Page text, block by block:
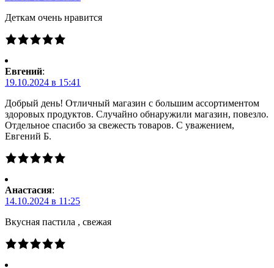
Деткам очень нравится
Евгений:
19.10.2024 в 15:41
Добрый день! Отличный магазин с большим ассортиментом
здоровых продуктов. Случайно обнаружили магазин, повезло.
Отдельное спасибо за свежесть товаров. С уважением,
Евгений Б.
Анастасия:
14.10.2024 в 11:25
Вкусная пастила , свежая